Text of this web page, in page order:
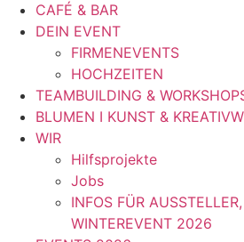
CAFÉ & BAR
DEIN EVENT
FIRMENEVENTS
HOCHZEITEN
TEAMBUILDING &
BLUMEN I KUNST &
WIR
Hilfsprojekte
Jobs
INFOS FÜR
WINTEREVENT 2026